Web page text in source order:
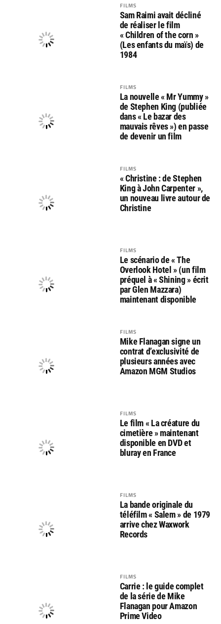
FILMS
Sam Raimi avait décliné
de réaliser le film
« Children of the corn »
(Les enfants du maïs) de
1984
FILMS
La nouvelle « Mr Yummy »
de Stephen King (publiée
dans « Le bazar des
mauvais rêves ») en passe
de devenir un film
FILMS
« Christine : de Stephen
King à John Carpenter »,
un nouveau livre autour de
Christine
FILMS
Le scénario de « The
Overlook Hotel » (un film
préquel à « Shining » écrit
par Glen Mazzara)
maintenant disponible
FILMS
Mike Flanagan signe un
contrat d’exclusivité de
plusieurs années avec
Amazon MGM Studios
FILMS
Le film « La créature du
cimetière » maintenant
disponible en DVD et
bluray en France
FILMS
La bande originale du
téléfilm « Salem » de 1979
arrive chez Waxwork
Records
FILMS
Carrie : le guide complet
de la série de Mike
Flanagan pour Amazon
Prime Video